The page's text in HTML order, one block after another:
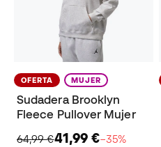
OFERTA MUJER
Sudadera Brooklyn
Fleece Pullover Mujer
64,99 €41,99 €−35%